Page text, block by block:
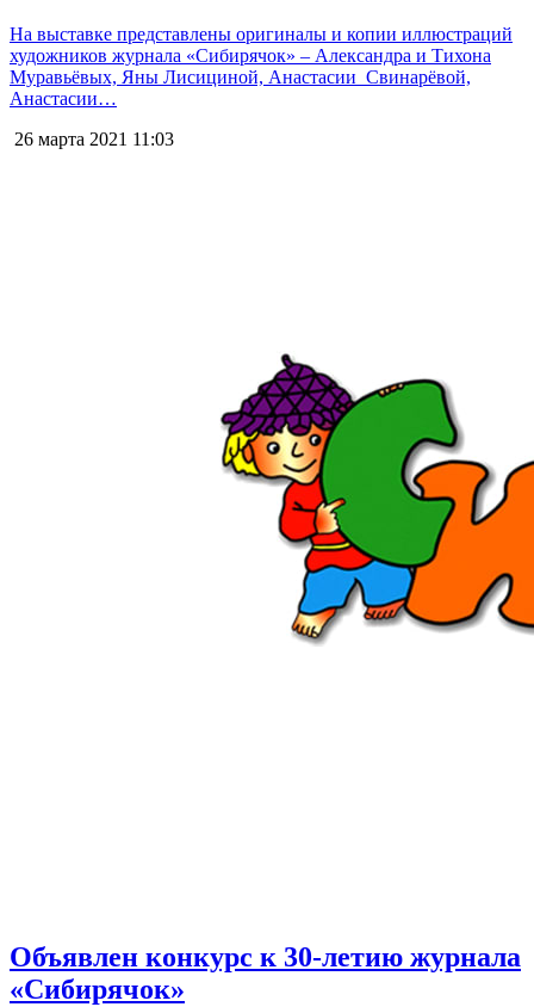
На выставке представлены оригиналы и копии иллюстраций
художников журнала «Сибирячок» – Александра и Тихона
Муравьёвых, Яны Лисициной, Анастасии Свинарёвой,
Анастасии…
26 марта 2021 11:03
Объявлен конкурс к 30-летию журнала
«Сибирячок»